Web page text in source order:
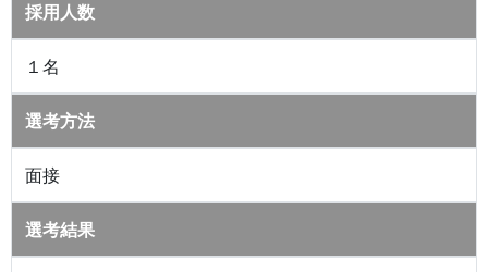
採用人数
１名
選考方法
面接
選考結果